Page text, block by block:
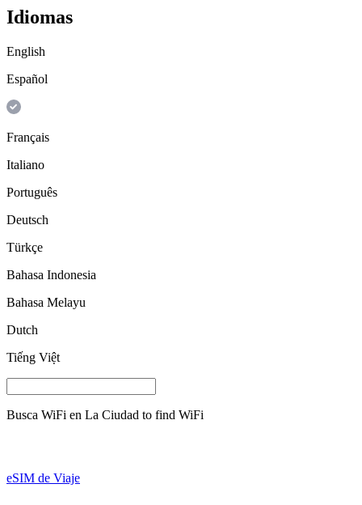
Idiomas
English
Español
Français
Italiano
Português
Deutsch
Türkçe
Bahasa Indonesia
Bahasa Melayu
Dutch
Tiếng Việt
Busca WiFi en La Ciudad to find WiFi
eSIM de Viaje